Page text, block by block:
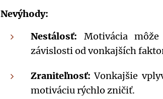
Nevýhody:
Nestálosť: Motivácia
závislosti od vonkajších
Zraniteľnosť: Vonkajšie
motiváciu rýchlo zničiť.